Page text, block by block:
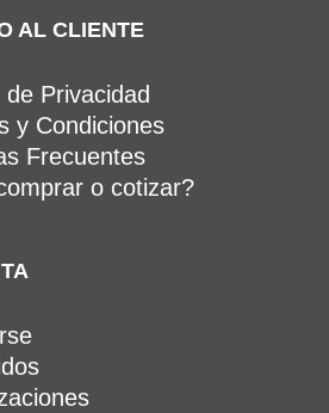
AL CLIENTE
Privacidad
y Condiciones
Frecuentes
o cotizar?